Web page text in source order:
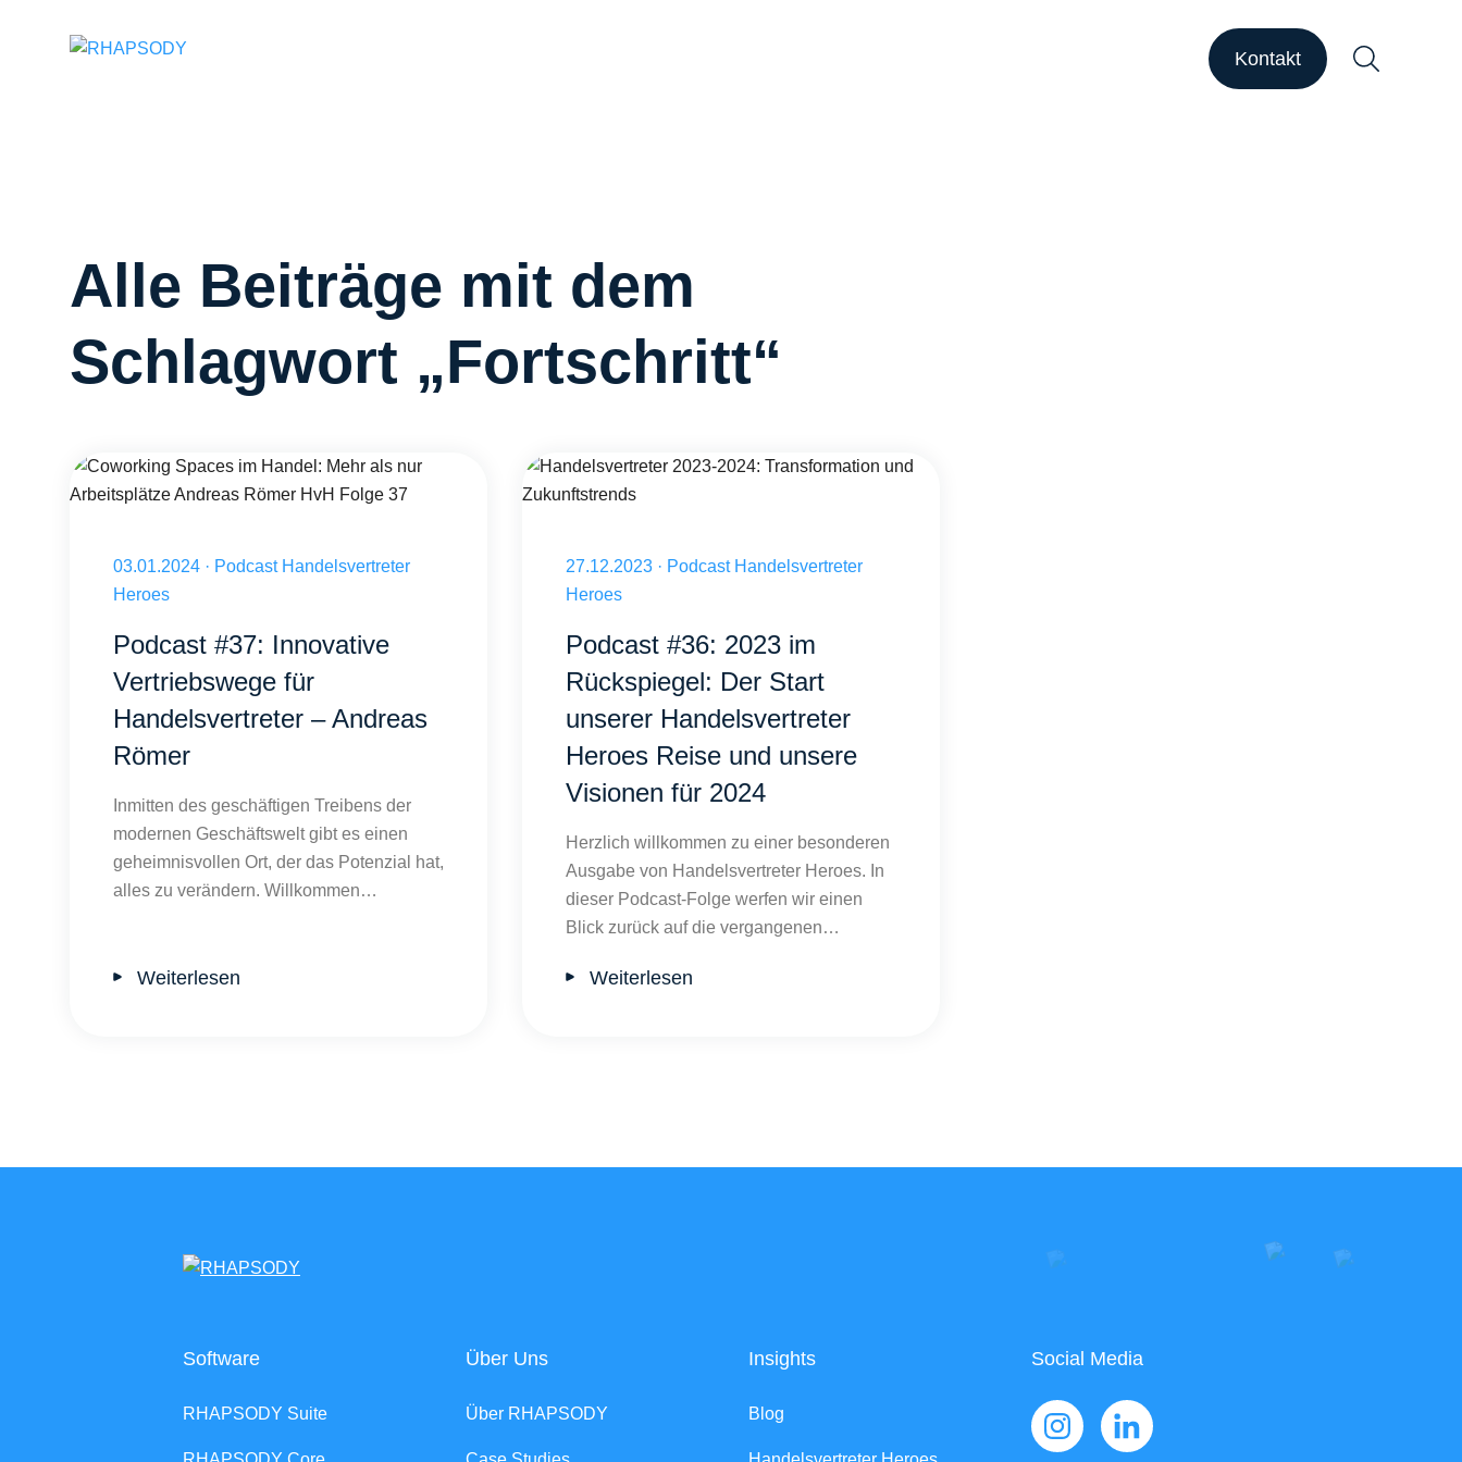
Kontakt
Alle Beiträge mit dem
Schlagwort „Fortschritt“
Veröffentlicht am 03.01.2024
03.01.2024 · Podcast Handelsvertreter
Heroes
Podcast #37: Innovative
Vertriebswege für
Handelsvertreter – Andreas
Römer
Inmitten des geschäftigen Treibens der
modernen Geschäftswelt gibt es einen
geheimnisvollen Ort, der das Potenzial hat,
alles zu verändern. Willkommen…
Weiterlesen
Veröffentlicht am 27.12.2023
27.12.2023 · Podcast Handelsvertreter
Heroes
Podcast #36: 2023 im
Rückspiegel: Der Start
unserer Handelsvertreter
Heroes Reise und unsere
Visionen für 2024
Herzlich willkommen zu einer besonderen
Ausgabe von Handelsvertreter Heroes. In
dieser Podcast-Folge werfen wir einen
Blick zurück auf die vergangenen…
Weiterlesen
Software
RHAPSODY Suite
Über Uns
Über RHAPSODY
Insights
Blog
Social Media